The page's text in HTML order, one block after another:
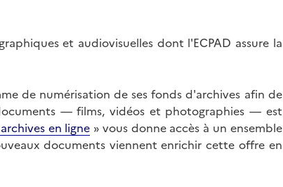
et audiovisuelles dont l'ECPAD assure la
de numérisation de ses fonds d'archives afin de
— films, vidéos et photographies — est
en ligne » vous donne accès à un ensemble
documents viennent enrichir cette offre en